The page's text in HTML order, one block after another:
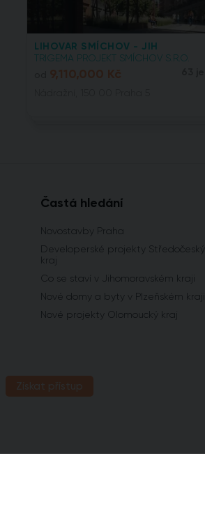
LIHOVAR SMÍCHOV - JIH
TRIGEMA PROJEKT SMÍCHOV S.R.O.
9,110,000 Kč
Častá hledání
Novostavby Praha
Developerské projekty Středočeský
kraj
Co se staví v Jihomoravském kraji
Nové domy a byty v Plzeňském kraji
Nové projekty Olomoucký kraj
Získat přístup